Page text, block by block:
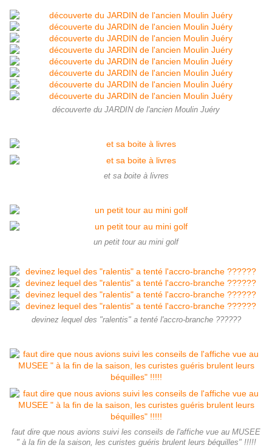
découverte du JARDIN de l'ancien Moulin Juéry
et sa boite à livres
un petit tour au mini golf
devinez lequel des "ralentis" a tenté l'accro-branche ??????
faut dire que nous avions suivi les conseils de l'affiche vue au MUSEE
" à la fin de la saison, les curistes guéris brulent leurs béquilles" !!!!!